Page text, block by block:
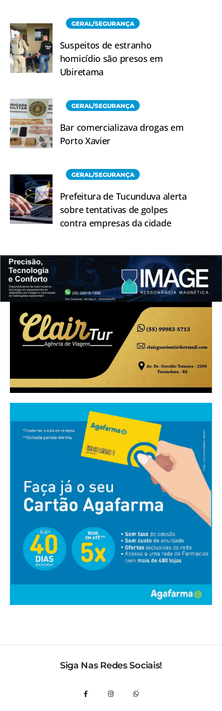
GERAL/SEGURANÇA
Suspeitos de estranho
homicídio são presos em
Ubiretama
GERAL/SEGURANÇA
Bar comercializava drogas em
Porto Xavier
GERAL/SEGURANÇA
Prefeitura de Tucunduva alerta
sobre tentativas de golpes
contra empresas da cidade
Siga Nas Redes Sociais!